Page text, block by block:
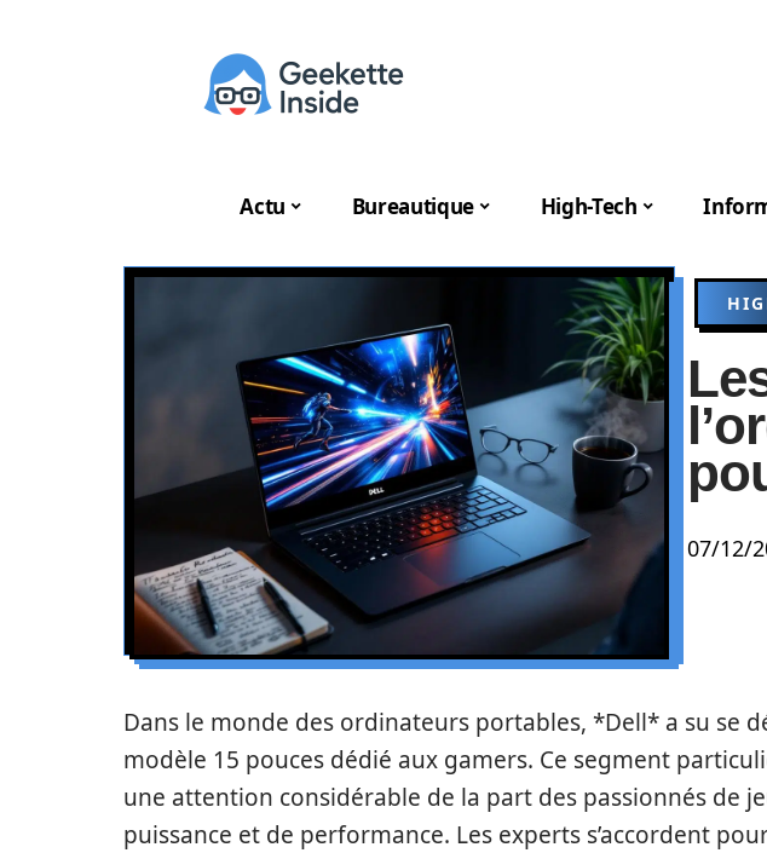
Actu Bureautique High-Tech
07/12/
Dans le monde des ordinateurs portables, *Dell* a su se
modèle 15 pouces dédié aux gamers. Ce segment
une attention considérable de la part des passionnés de
puissance et de performance. Les experts s’accordent